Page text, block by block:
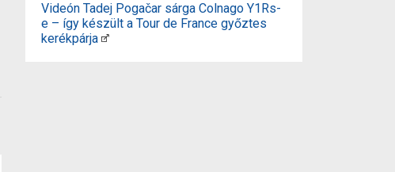
Videón Tadej Pogačar sárga Colnago Y1Rs-
e – így készült a Tour de France győztes
kerékpárja